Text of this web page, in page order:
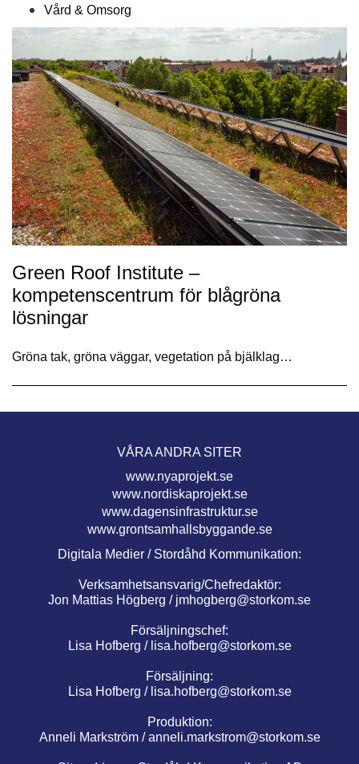
Vård & Omsorg
Green Roof Institute –
kompetenscentrum för blågröna
lösningar
Gröna tak, gröna väggar, vegetation på bjälklag…
VÅRA ANDRA SITER
www.nyaprojekt.se
www.nordiskaprojekt.se
www.dagensinfrastruktur.se
www.grontsamhallsbyggande.se
Digitala Medier / Stordåhd Kommunikation:
Verksamhetsansvarig/Chefredaktör:
Jon Mattias Högberg / jmhogberg@storkom.se
Försäljningschef:
Lisa Hofberg / lisa.hofberg@storkom.se
Försäljning:
Lisa Hofberg / lisa.hofberg@storkom.se
Produktion:
Anneli Markström /anneli.markstrom@storkom.se